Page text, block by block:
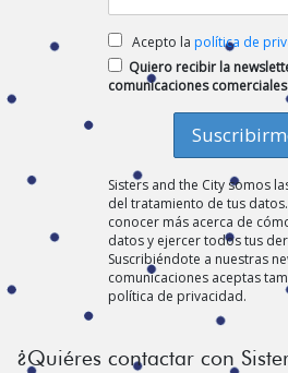
Acepto la política de
Quiero recibir la
comunicaciones comerciales
Sisters and the City somos
del tratamiento de tus
conocer más acerca de
datos y ejercer todos tus
Suscribiéndote a nuestras
comunicaciones aceptas
política de privacidad.
¿Quiéres contactar con